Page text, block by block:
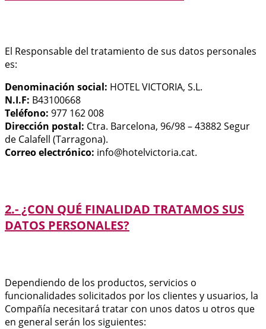
El Responsable del tratamiento de sus datos personales
es:
Denominación social: HOTEL VICTORIA, S.L.
N.I.F: B43100668
Teléfono: 977 162 008
Dirección postal: Ctra. Barcelona, 96/98 – 43882 Segur
de Calafell (Tarragona).
Correo electrónico: info@hotelvictoria.cat.
2.- ¿CON QUÉ FINALIDAD TRATAMOS SUS
DATOS PERSONALES?
Dependiendo de los productos, servicios o
funcionalidades solicitados por los clientes y usuarios, la
Compañía necesitará tratar con unos datos u otros que
en general serán los siguientes: